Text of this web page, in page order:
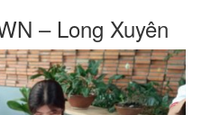
– Long Xuyên